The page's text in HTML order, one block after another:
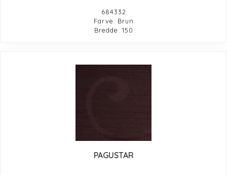
684332
Farve: Brun
Bredde: 150
PAGUSTAR